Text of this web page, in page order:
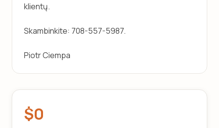
klientų.
Skambinkite: 708-557-5987.
Piotr Ciempa
$0